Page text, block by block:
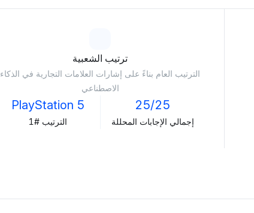
ترتيب الشعبية
الترتيب العام بناءً على إشارات العلامات التجارية في الذكاء
الاصطناعي
PlayStation 5
الترتيب #1
25/25
إجمالي الإجابات المحللة